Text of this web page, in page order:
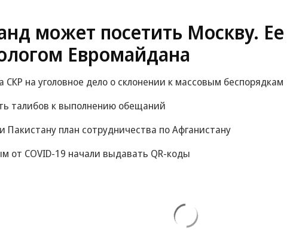
может посетить Москву. Ее
Евромайдана
СКР на уголовное дело о склонении к массовым беспорядкам
талибов к выполнению обещаний
план сотрудничества по Афганистану
от COVID-19 начали выдавать QR-коды